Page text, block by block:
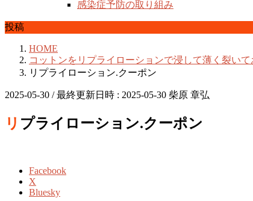
感染症予防の取り組み
投稿
HOME
コットンをリプライローションで浸して薄く裂い
リプライローション.クーポン
2025-05-30 / 最終更新日時 : 2025-05-30 柴原 章弘
リプライローション.クーポン
Facebook
X
Bluesky